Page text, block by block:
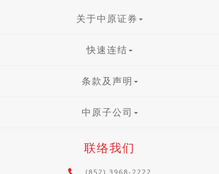
关于中原证券
快速连结
条款及声明
中原子公司
联络我们
(852) 3968-2222